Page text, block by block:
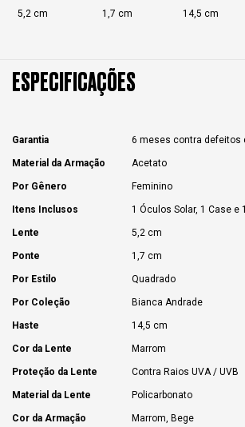
5,2 cm 1,7 cm 14,5 cm
ESPECIFICAÇÕES
Garantia 6 meses contra defeitos
Material da Armação Acetato
Por Gênero Feminino
Itens Inclusos 1 Óculos Solar, 1 Case e
Lente 5,2 cm
Ponte 1,7 cm
Por Estilo Quadrado
Por Coleção Bianca Andrade
Haste 14,5 cm
Cor da Lente Marrom
Proteção da Lente Contra Raios UVA / UVB
Material da Lente Policarbonato
Cor da Armação Marrom, Bege